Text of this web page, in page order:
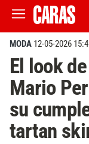
MODA 12-05-2026
El look
Mario
su
tartan